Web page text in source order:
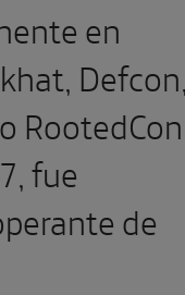
en
fue
de